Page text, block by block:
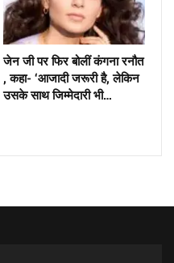
जेन जी पर फिर बोलीं कंगना रनौत
, कहा- ‘आजादी जरूरी है, लेकिन
उसके साथ जिम्मेदारी भी…